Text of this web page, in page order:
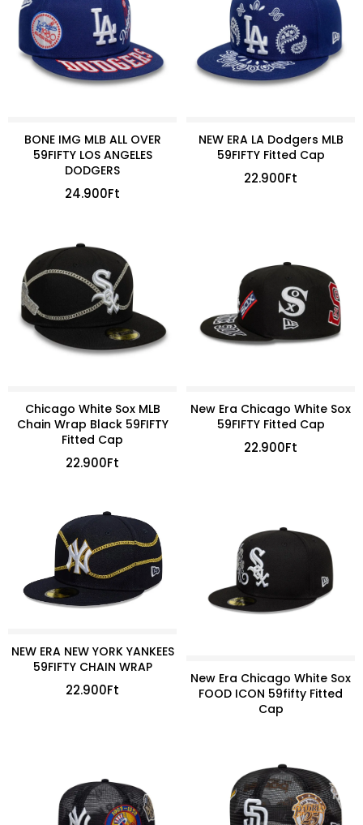
BONE IMG MLB ALL OVER
59FIFTY LOS ANGELES
DODGERS
24.900Ft
NEW ERA LA Dodgers MLB
59FIFTY Fitted Cap
22.900Ft
Chicago White Sox MLB
Chain Wrap Black 59FIFTY
Fitted Cap
22.900Ft
New Era Chicago White Sox
59FIFTY Fitted Cap
22.900Ft
NEW ERA NEW YORK YANKEES
59FIFTY CHAIN WRAP
22.900Ft
New Era Chicago White Sox
FOOD ICON 59fifty Fitted
Cap